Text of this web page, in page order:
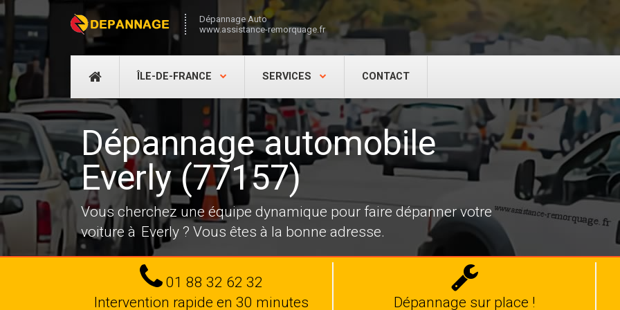
Dépannage Auto
www.assistance-remorquage.fr
DÉPANNAGE
ÎLE-DE-FRANCE SERVICES CONTACT
Dépannage automobile
Everly (77157)
Vous cherchez une équipe dynamique pour faire dépanner votre
voiture à Everly ? Vous êtes à la bonne adresse.
Tel
01 88 32 62 32
Intervention rapide en 30 minutes
Dépannage
Dépannage sur place !